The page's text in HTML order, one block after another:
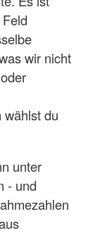
wir nicht
wählst du
unter
- und